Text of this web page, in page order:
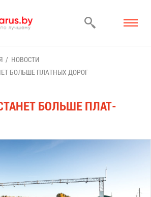
НО­ВО­СТИ
БОЛЬ­ШЕ ПЛАТ­НЫХ ДО­РОГ
БОЛЬ­ШЕ ПЛАТ­